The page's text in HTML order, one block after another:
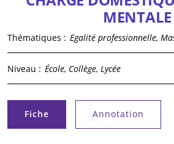
MENTALE
Thématiques : Egalité professionnelle,
Niveau : École, Collège, Lycée
Onglets principaux
Fiche
(onglet actif) Annotation